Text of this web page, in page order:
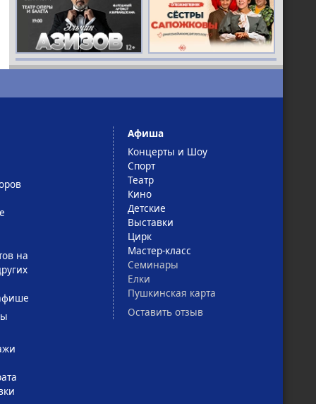
на
Афиша
Концерты и Шоу
Спорт
Театр
Кино
Детские
Выставки
Цирк
Мастер-класс
Семинары
Елки
Пушкинская карта
Оставить отзыв